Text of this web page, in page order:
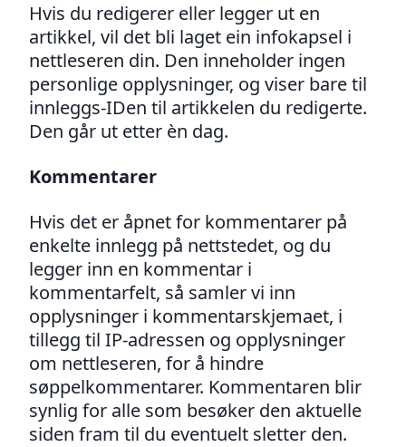
Hvis du redigerer eller legger ut en
artikkel, vil det bli laget ein infokapsel i
nettleseren din. Den inneholder ingen
personlige opplysninger, og viser bare til
innleggs-IDen til artikkelen du redigerte.
Den går ut etter èn dag.
Kommentarer
Hvis det er åpnet for kommentarer på
enkelte innlegg på nettstedet, og du
legger inn en kommentar i
kommentarfelt, så samler vi inn
opplysninger i kommentarskjemaet, i
tillegg til IP-adressen og opplysninger
om nettleseren, for å hindre
søppelkommentarer. Kommentaren blir
synlig for alle som besøker den aktuelle
siden fram til du eventuelt sletter den.